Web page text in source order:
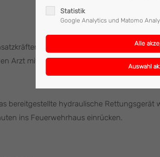
der Rettung und Feuerwehr
Arzt mit Verletzungen unbestimmten
bereitgestellte hydraulische
ins Feuerwehrhaus einrücken.
Statistik
Google Analytics und Matomo